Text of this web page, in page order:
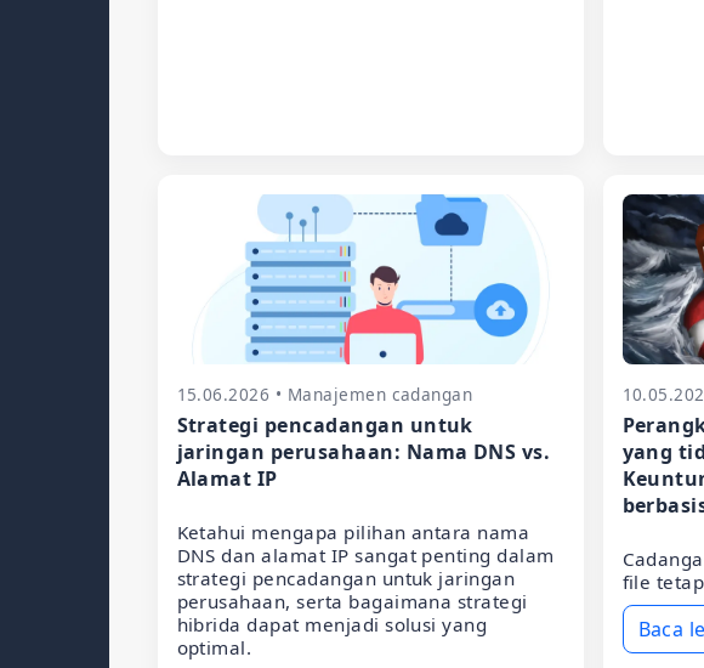
15.06.2026 • Manajemen cadangan
Strategi pencadangan untuk
jaringan perusahaan: Nama DNS vs.
Alamat IP
Ketahui mengapa pilihan antara nama
DNS dan alamat IP sangat penting dalam
strategi pencadangan untuk jaringan
perusahaan, serta bagaimana strategi
hibrida dapat menjadi solusi yang
optimal.
yang
file
Baca